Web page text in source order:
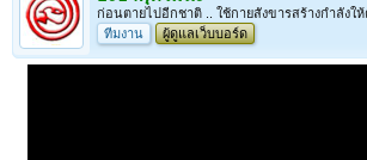
ก่อนตายไปอีกชาติ .. ใช้กายสังขารสร้างกำลังใ
ทีมงาน
ผู้ดูแลเว็บบอร์ด